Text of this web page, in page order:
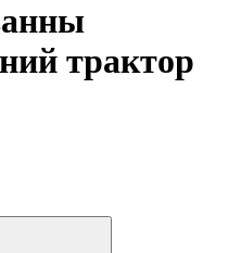
трактор